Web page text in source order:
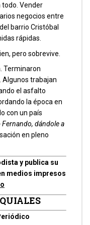
Vender
negocios entre
barrio Cristóbal
rápidas.
pero sobrevive.
Terminaron
Algunos trabajan
el asfalto
la época en
con un país
dándole a
en pleno
y publica su
medios impresos